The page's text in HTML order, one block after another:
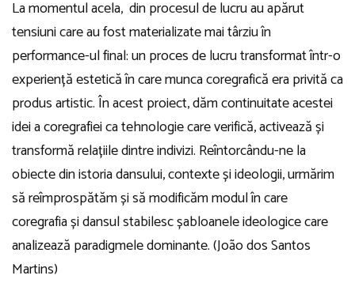
La momentul acela, din procesul de lucru au apărut
tensiuni care au fost materializate mai târziu în
performance-ul final: un proces de lucru transformat într-o
experiență estetică în care munca coregrafică era privită ca
produs artistic. În acest proiect, dăm continuitate acestei
idei a coregrafiei ca tehnologie care verifică, activează și
transformă relațiile dintre indivizi. Reîntorcându-ne la
obiecte din istoria dansului, contexte și ideologii, urmărim
să reîmprospătăm și să modificăm modul în care
coregrafia și dansul stabilesc șabloanele ideologice care
analizează paradigmele dominante. (João dos Santos
Martins)